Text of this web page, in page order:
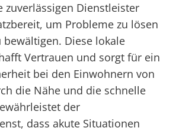
zuverlässigen Dienstleister
um Probleme zu lösen
Diese lokale
Vertrauen und sorgt für ein
bei den Einwohnern von
die Nähe und die schnelle
der
dass akute Situationen